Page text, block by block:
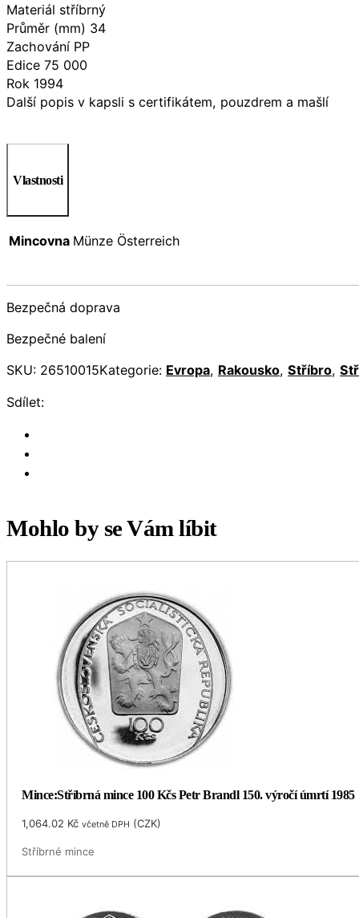
Materiál stříbrný
Průměr (mm) 34
Zachování PP
Edice 75 000
Rok 1994
Další popis v kapsli s certifikátem, pouzdrem a mašlí
Vlastnosti
Mincovna Münze Österreich
Bezpečná doprava
Bezpečné balení
SKU: 26510015Kategorie: Evropa, Rakousko, Stříbro,
Sdílet:
Mohlo by se Vám líbit
Mince:Stříbrná mince 100 Kčs Petr Brandl 150. výročí úmrtí 1985
1,064.02 Kč včetně DPH (CZK)
Stříbrné mince